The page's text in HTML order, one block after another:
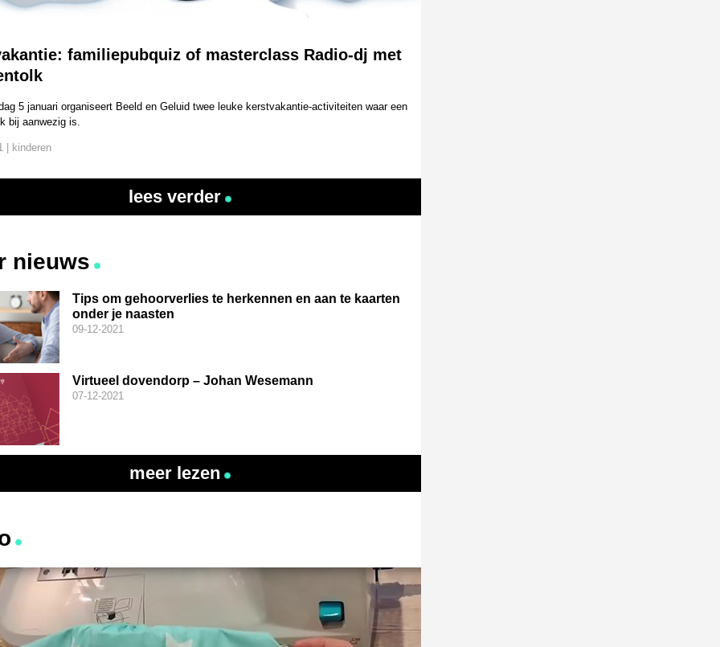
familiepubquiz of masterclass Radio-dj met
5 januari organiseert Beeld en Geluid twee leuke kerstvakantie-activiteiten waar een
bij aanwezig is.
| kinderen
lees verder
nieuws
Tips om gehoorverlies te herkennen en aan te kaarten
onder je naasten
09-12-2021
Virtueel dovendorp – Johan Wesemann
07-12-2021
meer lezen